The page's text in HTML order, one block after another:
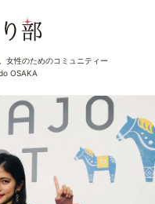
女性のためのコミュニティー
OSAKA